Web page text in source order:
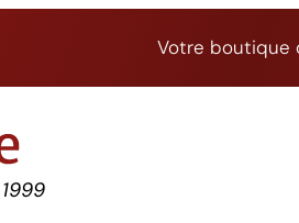
Votre boutique